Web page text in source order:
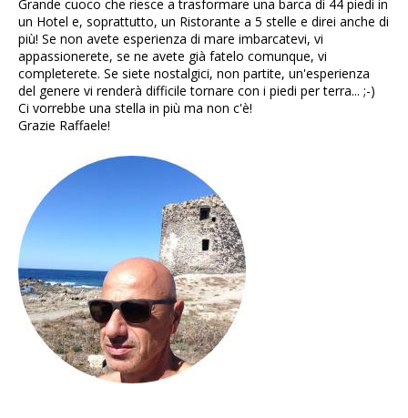
Grande cuoco che riesce a trasformare una barca di 44 piedi in
un Hotel e, soprattutto, un Ristorante a 5 stelle e direi anche di
più! Se non avete esperienza di mare imbarcatevi, vi
appassionerete, se ne avete già fatelo comunque, vi
completerete. Se siete nostalgici, non partite, un'esperienza
del genere vi renderà difficile tornare con i piedi per terra... ;-)
Ci vorrebbe una stella in più ma non c'è!
Grazie Raffaele!